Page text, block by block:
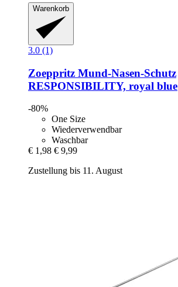
Warenkorb
3.0 (1)
Zoeppritz Mund-​Nasen-​Schutz
RESPONSIBILITY, royal blue
-80%
One Size
Wiederverwendbar
Waschbar
€ 1,98 € 9,99
Zustellung bis 11. August